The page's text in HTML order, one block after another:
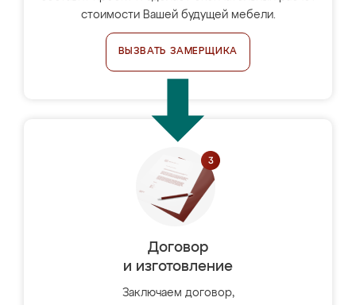
стоимости Вашей будущей мебели.
ВЫЗВАТЬ ЗАМЕРЩИКА
Договор
и изготовление
Заключаем договор,